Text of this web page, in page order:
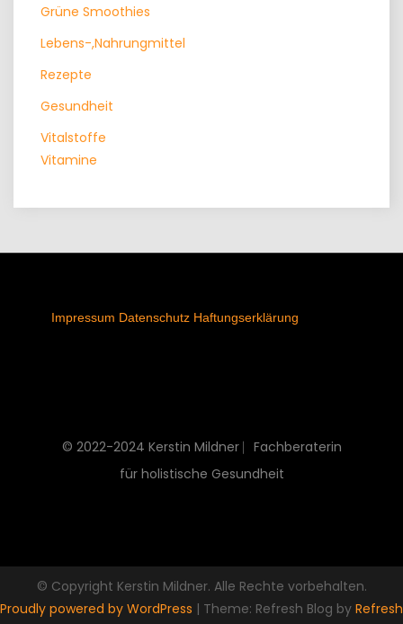
Grüne Smoothies
Lebens-,Nahrungmittel
Rezepte
Gesundheit
Vitalstoffe
Vitamine
Impressum Datenschutz Haftungserklärung
© 2022-2024 Kerstin Mildner ⎸Fachberaterin
für holistische Gesundheit
© Copyright Kerstin Mildner. Alle Rechte vorbehalten.
Proudly powered by WordPress | Theme: Refresh Blog by Refresh